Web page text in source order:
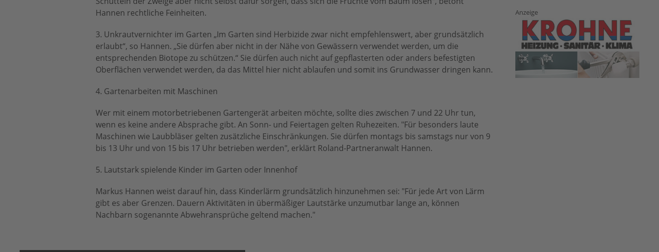
Hannen rechtliche Feinheiten.
3. Unkrautvernichter im Garten „Im Garten sind Herbizide zwar nicht empfehlenswert, aber grundsätzlich
erlaubt“, so Hannen. „Sie dürfen aber nicht in der Nähe von Gewässern verwendet werden, um die
entsprechenden Biotope zu schützen.“ Sie dürfen auch nicht auf gepflasterten oder anders befestigten
Oberflächen verwendet werden, da das Mittel hier nicht ablaufen und somit ins Grundwasser dringen kann.
4. Gartenarbeiten mit Maschinen
Wer mit einem motorbetriebenen Gartengerät arbeiten möchte, sollte dies zwischen 7 und 22 Uhr tun,
wenn es keine andere Absprache gibt. An Sonn- und Feiertagen gelten Ruhezeiten. "Für besonders laute
Maschinen wie Laubbläser gelten zusätzliche Einschränkungen. Sie dürfen montags bis samstags nur von 9
bis 13 Uhr und von 15 bis 17 Uhr betrieben werden", erklärt Roland-Partneranwalt Hannen.
5. Lautstark spielende Kinder im Garten oder Innenhof
Markus Hannen weist darauf hin, dass Kinderlärm grundsätzlich hinzunehmen sei: "Für jede Art von Lärm
gibt es aber Grenzen. Dauern Aktivitäten in übermäßiger Lautstärke unzumutbar lange an, können
Nachbarn sogenannte Abwehransprüche geltend machen."
Anzeige